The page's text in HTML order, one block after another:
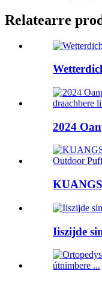
Relatearre
2024
Iiszijde